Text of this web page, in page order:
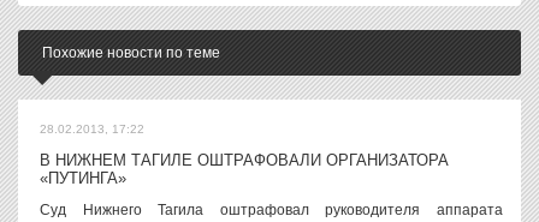
Похожие новости по теме
28.02.2013, 17:22
В НИЖНЕМ ТАГИЛЕ ОШТРАФОВАЛИ ОРГАНИЗАТОРА
«ПУТИНГА»
Суд Нижнего Тагила оштрафовал руководителя аппарата